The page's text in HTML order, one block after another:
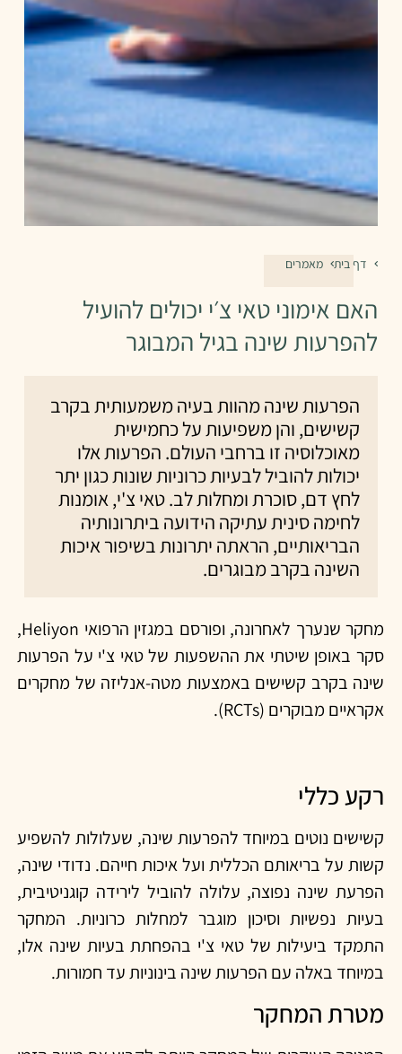
דף בית מאמרים
האם אימוני טאי צ׳י יכולים להועיל
להפרעות שינה בגיל המבוגר
הפרעות שינה מהוות בעיה משמעותית בקרב
קשישים, והן משפיעות על כחמישית
מאוכלוסיה זו ברחבי העולם. הפרעות אלו
יכולות להוביל לבעיות כרוניות שונות כגון יתר
לחץ דם, סוכרת ומחלות לב. טאי צ'י, אומנות
לחימה סינית עתיקה הידועה ביתרונותיה
הבריאותיים, הראתה יתרונות בשיפור איכות
השינה בקרב מבוגרים.
מחקר שנערך לאחרונה, ופורסם במגזין הרפואי Heliyon,
סקר באופן שיטתי את ההשפעות של טאי צ'י על הפרעות
שינה בקרב קשישים באמצעות מטה-אנליזה של מחקרים
אקראיים מבוקרים (RCTs).
רקע כללי
קשישים נוטים במיוחד להפרעות שינה, שעלולות להשפיע
קשות על בריאותם הכללית ועל איכות חייהם. נדודי שינה,
הפרעת שינה נפוצה, עלולה להוביל לירידה קוגניטיבית,
בעיות נפשיות וסיכון מוגבר למחלות כרוניות. המחקר
התמקד ביעילות של טאי צ'י בהפחתת בעיות שינה אלו,
במיוחד באלה עם הפרעות שינה בינוניות עד חמורות.
מטרת המחקר